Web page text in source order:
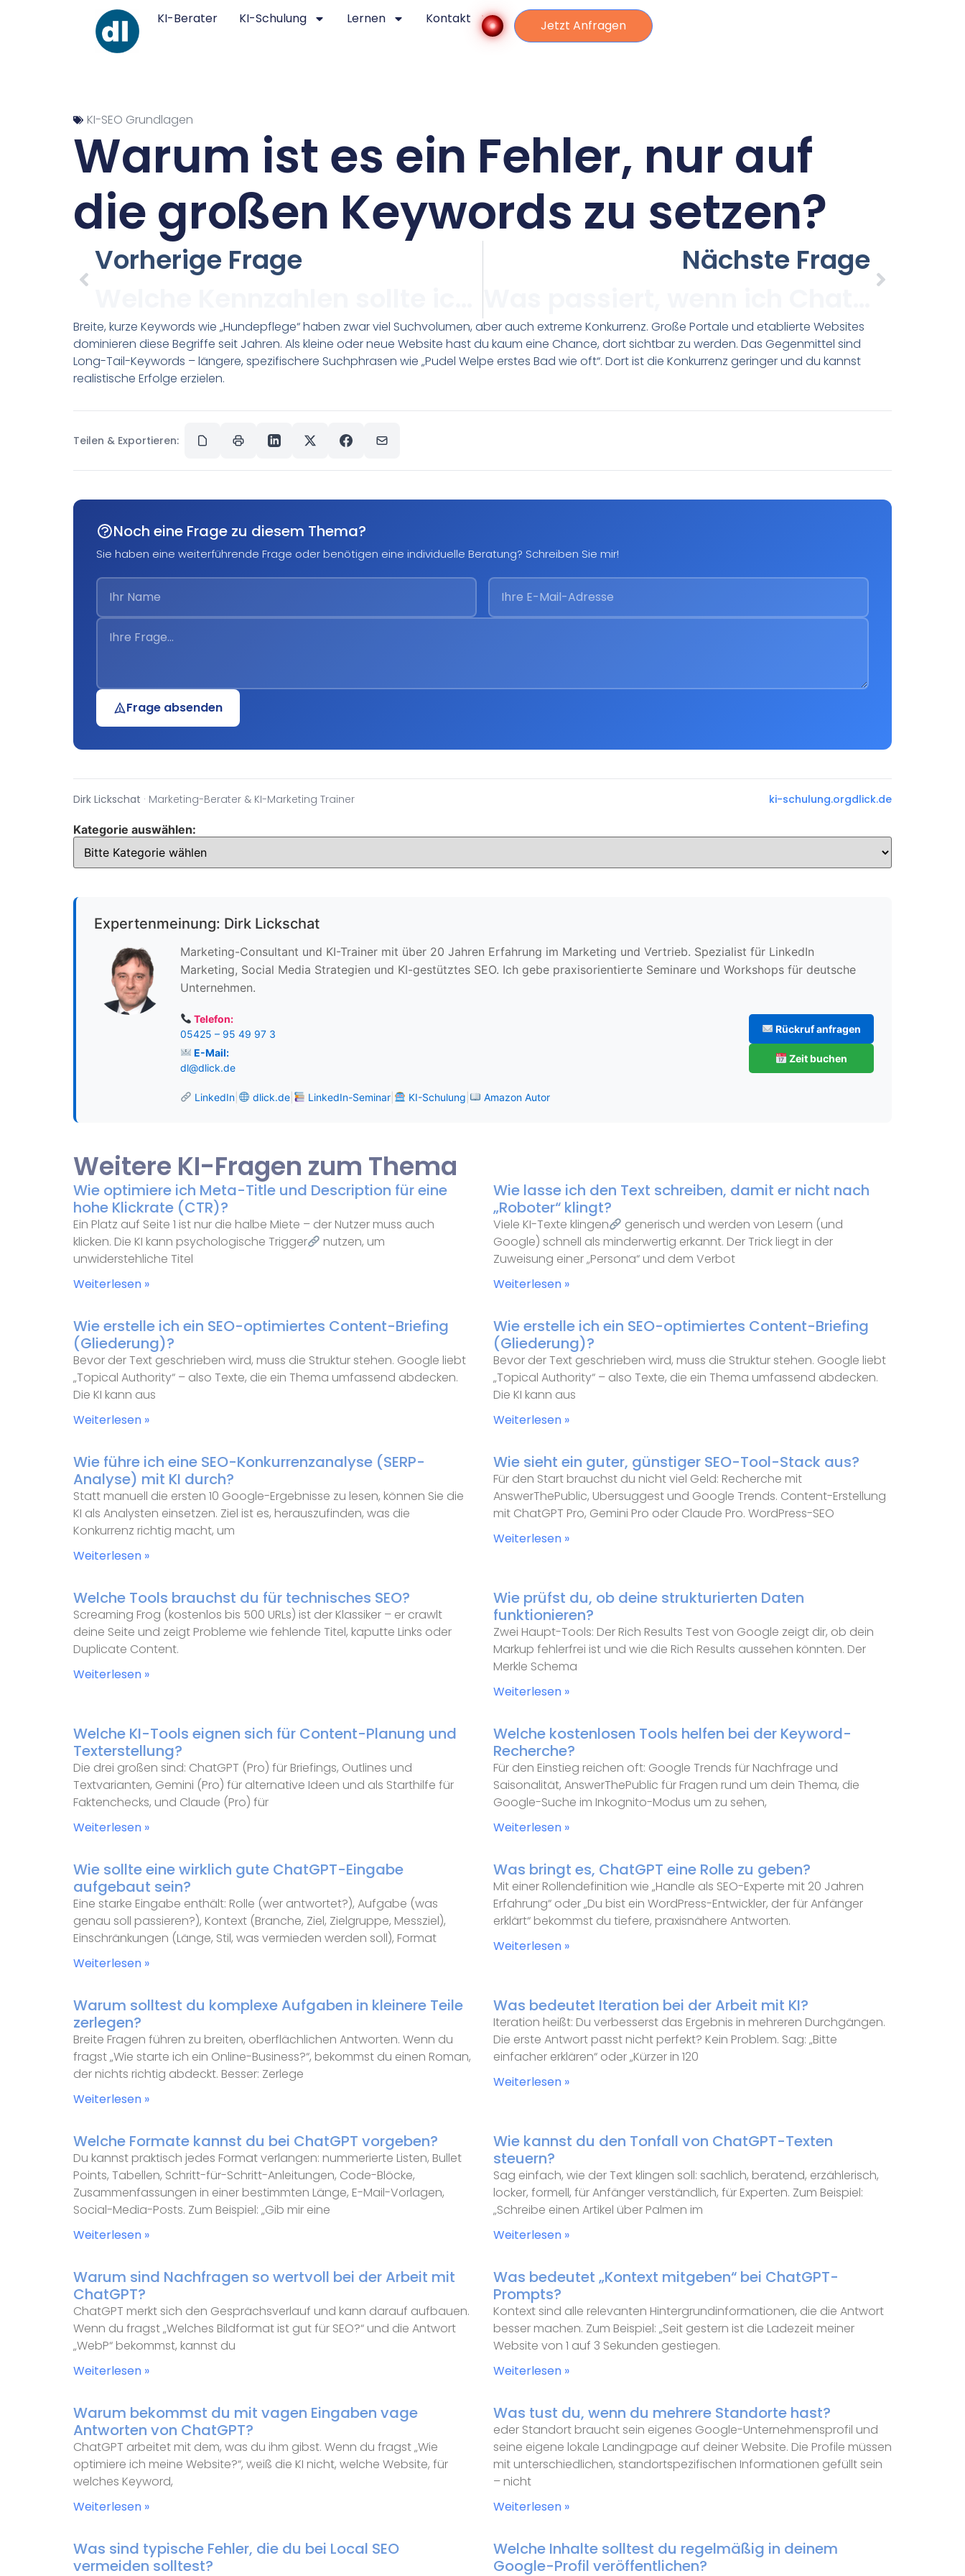
KI-Berater KI-Schulung Lernen Kontakt Jetzt Anfragen
KI-SEO Grundlagen
Warum ist es ein Fehler, nur auf
die großen Keywords zu setzen?
Vorherige Frage
Nächste Frage
Breite, kurze Keywords wie „Hundepflege“ haben zwar viel Suchvolumen, aber auch extreme Konkurrenz. Große Portale und etablierte Websites
dominieren diese Begriffe seit Jahren. Als kleine oder neue Website hast du kaum eine Chance, dort sichtbar zu werden. Das Gegenmittel sind
Long-Tail-Keywords – längere, spezifischere Suchphrasen wie „Pudel Welpe erstes Bad wie oft“. Dort ist die Konkurrenz geringer und du kannst
realistische Erfolge erzielen.
Teilen & Exportieren:
Noch eine Frage zu diesem Thema?
Sie haben eine weiterführende Frage oder benötigen eine individuelle Beratung? Schreiben Sie mir!
Frage absenden
Dirk Lickschat · Marketing-Berater & KI-Marketing Trainer ki-schulung.orgdlick.de
Kategorie auswählen:
Expertenmeinung: Dirk Lickschat
Marketing-Consultant und KI-Trainer mit über 20 Jahren Erfahrung im Marketing und Vertrieb. Spezialist für LinkedIn
Marketing, Social Media Strategien und KI-gestütztes SEO. Ich gebe praxisorientierte Seminare und Workshops für deutsche
Unternehmen.
Telefon:
05425 – 95 49 97 3
E-Mail:
dl@dlick.de
Rückruf anfragen
Zeit buchen
LinkedIn| dlick.de| LinkedIn-Seminar| KI-Schulung Amazon Autor
Weitere KI-Fragen zum Thema
Wie optimiere ich Meta-Title und Description für eine
hohe Klickrate (CTR)?
Ein Platz auf Seite 1 ist nur die halbe Miete – der Nutzer muss auch
klicken. Die KI kann psychologische Trigger
nutzen, um
unwiderstehliche Titel
Weiterlesen »
Wie lasse ich den Text schreiben, damit er nicht nach
„Roboter“ klingt?
Viele KI-Texte klingen
generisch und werden von Lesern (und
Google) schnell als minderwertig erkannt. Der Trick liegt in der
Zuweisung einer „Persona“ und dem Verbot
Weiterlesen »
Wie erstelle ich ein SEO-optimiertes Content-Briefing
(Gliederung)?
Bevor der Text geschrieben wird, muss die Struktur stehen. Google liebt
„Topical Authority“ – also Texte, die ein Thema umfassend abdecken.
Die KI kann aus
Weiterlesen »
Wie erstelle ich ein SEO-optimiertes Content-Briefing
(Gliederung)?
Bevor der Text geschrieben wird, muss die Struktur stehen. Google liebt
„Topical Authority“ – also Texte, die ein Thema umfassend abdecken.
Die KI kann aus
Weiterlesen »
Wie führe ich eine SEO-Konkurrenzanalyse (SERP-
Analyse) mit KI durch?
Statt manuell die ersten 10 Google-Ergebnisse zu lesen, können Sie die
KI als Analysten einsetzen. Ziel ist es, herauszufinden, was die
Konkurrenz richtig macht, um
Weiterlesen »
Wie sieht ein guter, günstiger SEO-Tool-Stack aus?
Für den Start brauchst du nicht viel Geld: Recherche mit
AnswerThePublic, Ubersuggest und Google Trends. Content-Erstellung
mit ChatGPT Pro, Gemini Pro oder Claude Pro. WordPress-SEO
Weiterlesen »
Welche Tools brauchst du für technisches SEO?
Screaming Frog (kostenlos bis 500 URLs) ist der Klassiker – er crawlt
deine Seite und zeigt Probleme wie fehlende Titel, kaputte Links oder
Duplicate Content.
Weiterlesen »
Wie prüfst du, ob deine strukturierten Daten
funktionieren?
Zwei Haupt-Tools: Der Rich Results Test von Google zeigt dir, ob dein
Markup fehlerfrei ist und wie die Rich Results aussehen könnten. Der
Merkle Schema
Weiterlesen »
Welche KI-Tools eignen sich für Content-Planung und
Texterstellung?
Die drei großen sind: ChatGPT (Pro) für Briefings, Outlines und
Textvarianten, Gemini (Pro) für alternative Ideen und als Starthilfe für
Faktenchecks, und Claude (Pro) für
Weiterlesen »
Welche kostenlosen Tools helfen bei der Keyword-
Recherche?
Für den Einstieg reichen oft: Google Trends für Nachfrage und
Saisonalität, AnswerThePublic für Fragen rund um dein Thema, die
Google-Suche im Inkognito-Modus um zu sehen,
Weiterlesen »
Wie sollte eine wirklich gute ChatGPT-Eingabe
aufgebaut sein?
Eine starke Eingabe enthält: Rolle (wer antwortet?), Aufgabe (was
genau soll passieren?), Kontext (Branche, Ziel, Zielgruppe, Messziel),
Einschränkungen (Länge, Stil, was vermieden werden soll), Format
Weiterlesen »
Was bringt es, ChatGPT eine Rolle zu geben?
Mit einer Rollendefinition wie „Handle als SEO-Experte mit 20 Jahren
Erfahrung“ oder „Du bist ein WordPress-Entwickler, der für Anfänger
erklärt“ bekommst du tiefere, praxisnähere Antworten.
Weiterlesen »
Warum solltest du komplexe Aufgaben in kleinere Teile
zerlegen?
Breite Fragen führen zu breiten, oberflächlichen Antworten. Wenn du
fragst „Wie starte ich ein Online-Business?“, bekommst du einen Roman,
der nichts richtig abdeckt. Besser: Zerlege
Weiterlesen »
Was bedeutet Iteration bei der Arbeit mit KI?
Iteration heißt: Du verbesserst das Ergebnis in mehreren Durchgängen.
Die erste Antwort passt nicht perfekt? Kein Problem. Sag: „Bitte
einfacher erklären“ oder „Kürzer in 120
Weiterlesen »
Welche Formate kannst du bei ChatGPT vorgeben?
Du kannst praktisch jedes Format verlangen: nummerierte Listen, Bullet
Points, Tabellen, Schritt-für-Schritt-Anleitungen, Code-Blöcke,
Zusammenfassungen in einer bestimmten Länge, E-Mail-Vorlagen,
Social-Media-Posts. Zum Beispiel: „Gib mir eine
Weiterlesen »
Wie kannst du den Tonfall von ChatGPT-Texten
steuern?
Sag einfach, wie der Text klingen soll: sachlich, beratend, erzählerisch,
locker, formell, für Anfänger verständlich, für Experten. Zum Beispiel:
„Schreibe einen Artikel über Palmen im
Weiterlesen »
Warum sind Nachfragen so wertvoll bei der Arbeit mit
ChatGPT?
ChatGPT merkt sich den Gesprächsverlauf und kann darauf aufbauen.
Wenn du fragst „Welches Bildformat ist gut für SEO?“ und die Antwort
„WebP“ bekommst, kannst du
Weiterlesen »
Was bedeutet „Kontext mitgeben“ bei ChatGPT-
Prompts?
Kontext sind alle relevanten Hintergrundinformationen, die die Antwort
besser machen. Zum Beispiel: „Seit gestern ist die Ladezeit meiner
Website von 1 auf 3 Sekunden gestiegen.
Weiterlesen »
Warum bekommst du mit vagen Eingaben vage
Antworten von ChatGPT?
ChatGPT arbeitet mit dem, was du ihm gibst. Wenn du fragst „Wie
optimiere ich meine Website?“, weiß die KI nicht, welche Website, für
welches Keyword,
Weiterlesen »
Was tust du, wenn du mehrere Standorte hast?
eder Standort braucht sein eigenes Google-Unternehmensprofil und
seine eigene lokale Landingpage auf deiner Website. Die Profile müssen
mit unterschiedlichen, standortspezifischen Informationen gefüllt sein
– nicht
Weiterlesen »
Was sind typische Fehler, die du bei Local SEO
vermeiden solltest?
Welche Inhalte solltest du regelmäßig in deinem
Google-Profil veröffentlichen?